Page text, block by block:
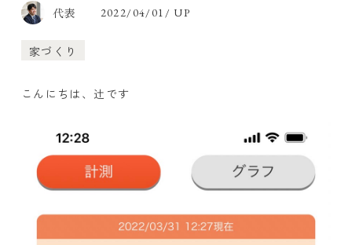
代表 2022/04/01/ UP
家づくり
こんにちは、辻です